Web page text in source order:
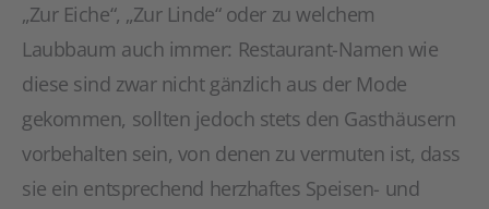
„Zur Eiche“, „Zur Linde“ oder zu welchem
Laubbaum auch immer: Restaurant-Namen wie
diese sind zwar nicht gänzlich aus der Mode
gekommen, sollten jedoch stets den Gasthäusern
vorbehalten sein, von denen zu vermuten ist, dass
sie ein entsprechend herzhaftes Speisen- und